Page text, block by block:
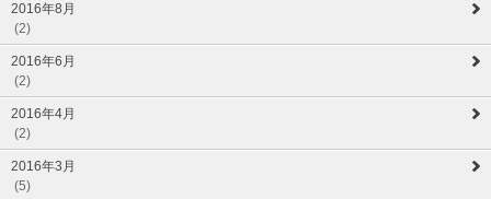
2016年8月
(2)
2016年6月
(2)
2016年4月
(2)
2016年3月
(5)